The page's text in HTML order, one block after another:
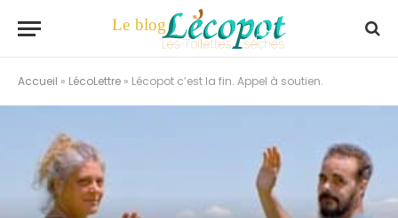
Accueil » LécoLettre » Lécopot c’est la fin. Appel à soutien.